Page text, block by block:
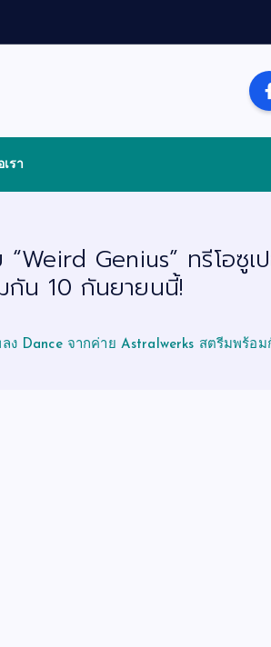
รา
Genius” ทรีโอซูเ
กัน 10 กันยายนนี้!
ลง Dance จากค่าย Astralwerks สตรีมพร้อ